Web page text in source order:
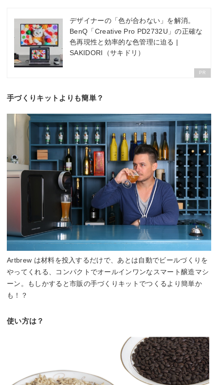
デザイナーの「色が合わない」を解消。
BenQ「Creative Pro PD2732U」の正確な
色再現性と効率的な色管理に迫る |
SAKIDORI（サキドリ）
PR
手づくりキットよりも簡単？
Artbrew は材料を投入するだけで、あとは自動でビールづくりを
やってくれる、コンパクトでオールインワンなスマート醸造マシ
ーン。もしかすると市販の手づくりキットでつくるより簡単か
も！？
使い方は？